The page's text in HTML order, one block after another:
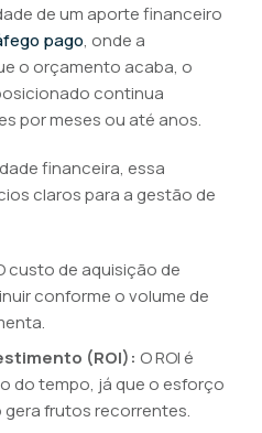
de um aporte financeiro
pago, onde a
o orçamento acaba, o
continua
por meses ou até anos.
financeira, essa
claros para a gestão de
custo de aquisição de
conforme o volume de
(ROI): O ROI é
do tempo, já que o esforço
frutos recorrentes.